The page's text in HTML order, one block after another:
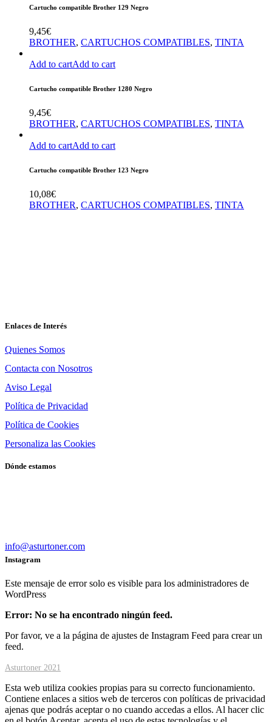
Cartucho compatible Brother 129 Negro
9,45€
BROTHER, CARTUCHOS COMPATIBLES, TINTA
Add to cartAdd to cart
Cartucho compatible Brother 1280 Negro
9,45€
BROTHER, CARTUCHOS COMPATIBLES, TINTA
Add to cartAdd to cart
Cartucho compatible Brother 123 Negro
10,08€
BROTHER, CARTUCHOS COMPATIBLES, TINTA
Enlaces de Interés
Quienes Somos
Contacta con Nosotros
Aviso Legal
Política de Privacidad
Política de Cookies
Personaliza las Cookies
Dónde estamos
info@asturtoner.com
Instagram
Este mensaje de error solo es visible para los administradores de
WordPress
Error: No se ha encontrado ningún feed.
Por favor, ve a la página de ajustes de Instagram Feed para crear un
feed.
Asturtoner 2021
Esta web utiliza cookies propias para su correcto funcionamiento.
Contiene enlaces a sitios web de terceros con políticas de privacidad
ajenas que podrás aceptar o no cuando accedas a ellos. Al hacer clic